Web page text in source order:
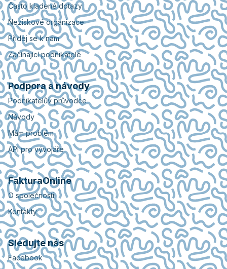
Často kladené dotazy
Neziskové organizace
Přidej se k nám
Začínající podnikatelé
Podpora a návody
Podnikatelův průvodce
Návody
Mám problém
API pro vývojáře
FakturaOnline
O společnosti
Kontakty
Sledujte nás
Facebook